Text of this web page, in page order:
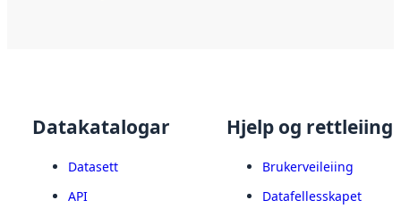
Datakatalogar
Datasett
API
Hjelp og rettleiing
Brukerveileiing
Datafellesskapet